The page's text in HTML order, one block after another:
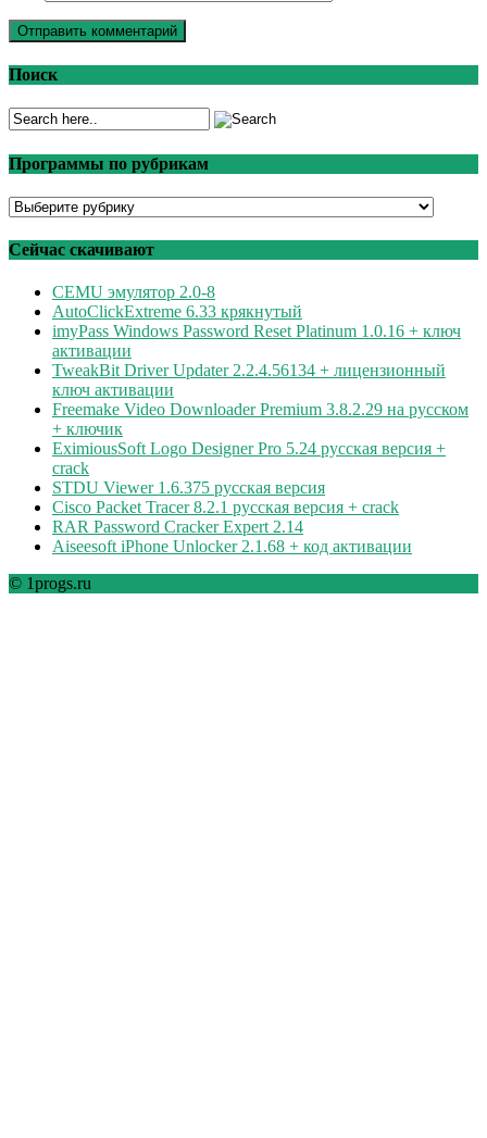
Поиск
Программы по рубрикам
Программы
рубрикам
Сейчас скачивают
CEMU эмулятор 2.0-8
AutoClickExtreme 6.33 крякнутый
imyPass Windows Password Reset Platinum 1.0.16 + ключ
активации
TweakBit Driver Updater 2.2.4.56134 + лицензионный
ключ активации
Freemake Video Downloader Premium 3.8.2.29 на русском
+ ключик
EximiousSoft Logo Designer Pro 5.24 русская версия +
crack
STDU Viewer 1.6.375 русская версия
Cisco Packet Tracer 8.2.1 русская версия + crack
RAR Password Cracker Expert 2.14
Aiseesoft iPhone Unlocker 2.1.68 + код активации
© 1progs.ru